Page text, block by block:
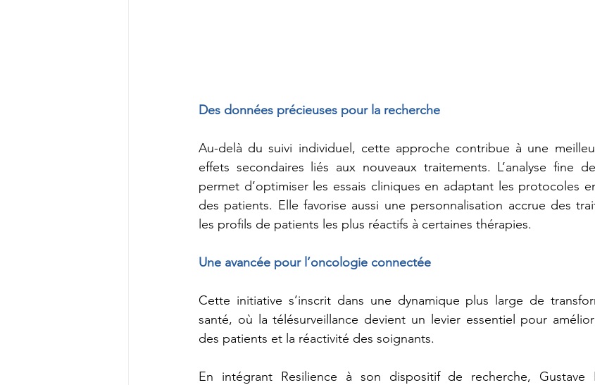
Des données précieuses pour la recherche
Au-delà du suivi individuel, cette approche contribue à une
effets secondaires liés aux nouveaux traitements. L’analyse fine
permet d’optimiser les essais cliniques en adaptant les protocoles
des patients. Elle favorise aussi une personnalisation accrue des
les profils de patients les plus réactifs à certaines thérapies.
Une avancée pour l’oncologie connectée
Cette initiative s’inscrit dans une dynamique plus large de
santé, où la télésurveillance devient un levier essentiel pour
des patients et la réactivité des soignants.
En intégrant Resilience à son dispositif de recherche, Gustave